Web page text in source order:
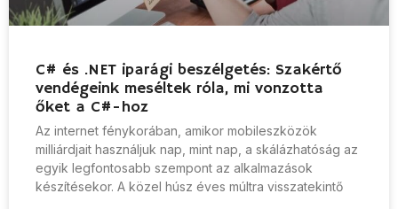
C# és .NET iparági beszélgetés: Szakértő
vendégeink meséltek róla, mi vonzotta
őket a C#-hoz
Az internet fénykorában, amikor mobileszközök
milliárdjait használjuk nap, mint nap, a skálázhatóság az
egyik legfontosabb szempont az alkalmazások
készítésekor. A közel húsz éves múltra visszatekintő